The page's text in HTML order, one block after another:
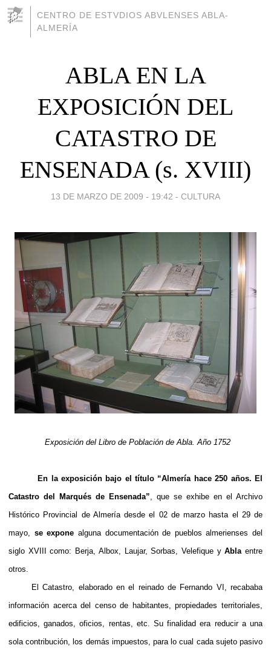
CENTRO DE ESTVDIOS ABVLENSES ABLA-
ALMERÍA
ABLA EN LA
EXPOSICIÓN DEL
CATASTRO DE
ENSENADA (s. XVIII)
13 DE MARZO DE 2009 - 19:42 - CULTURA
Exposición del Libro de Población de Abla. Año 1752
En la exposición bajo el título “Almería hace 250 años. El
Catastro del Marqués de Ensenada” , que se exhibe en el Archivo
Histórico Provincial de Almería desde el 02 de marzo hasta el 29 de
mayo, se expone alguna documentación de pueblos almerienses del
siglo XVIII como: Berja, Albox, Laujar, Sorbas, Velefique yAbla entre
otros.
El Catastro, elaborado en el reinado de Fernando VI, recababa
información acerca del censo de habitantes, propiedades territoriales,
edificios, ganados, oficios, rentas, etc. Su finalidad era reducir a una
sola contribución, los demás impuestos, para lo cual cada sujeto pasivo